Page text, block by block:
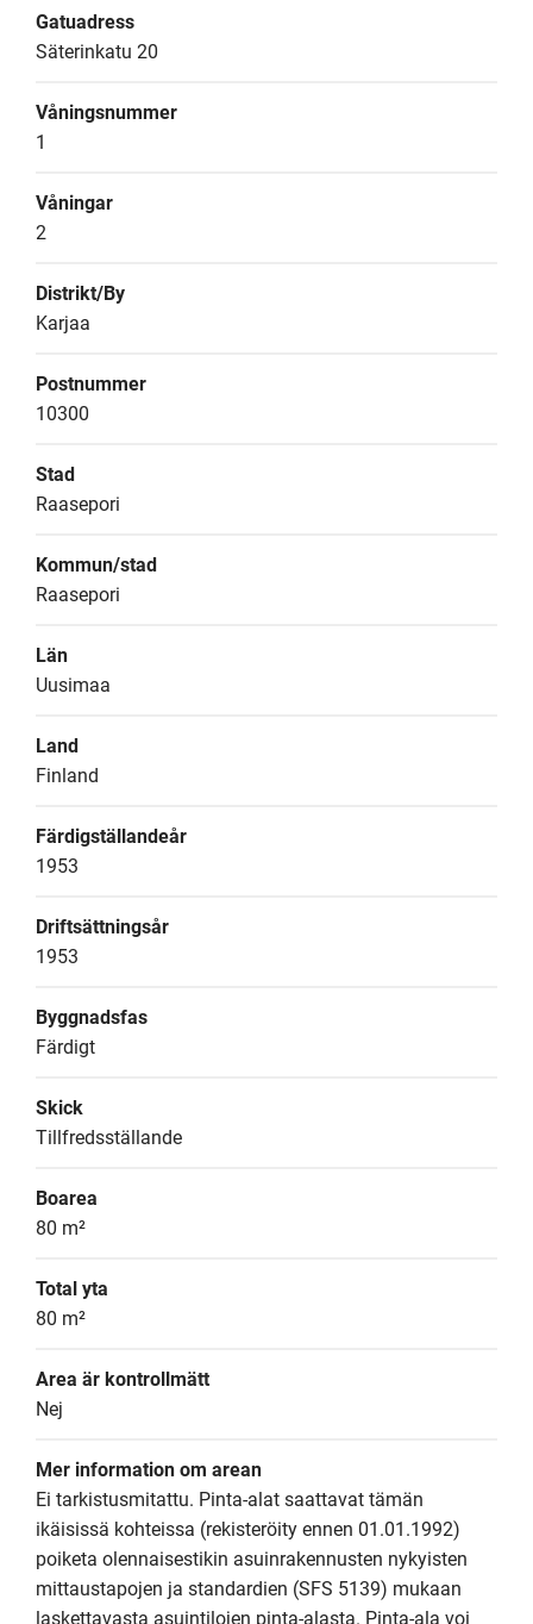
Gatuadress
Säterinkatu 20
Våningsnummer
1
Våningar
2
Distrikt/By
Karjaa
Postnummer
10300
Stad
Raasepori
Kommun/stad
Raasepori
Län
Uusimaa
Land
Finland
Färdigställandeår
1953
Driftsättningsår
1953
Byggnadsfas
Färdigt
Skick
Tillfredsställande
Boarea
80 m²
Total yta
80 m²
Area är kontrollmätt
Nej
Mer information om arean
Ei tarkistusmitattu. Pinta-alat saattavat tämän
ikäisissä kohteissa (rekisteröity ennen 01.01.1992)
poiketa olennaisestikin asuinrakennusten nykyisten
mittaustapojen ja standardien (SFS 5139) mukaan
laskettavasta asuintilojen pinta-alasta. Pinta-ala voi